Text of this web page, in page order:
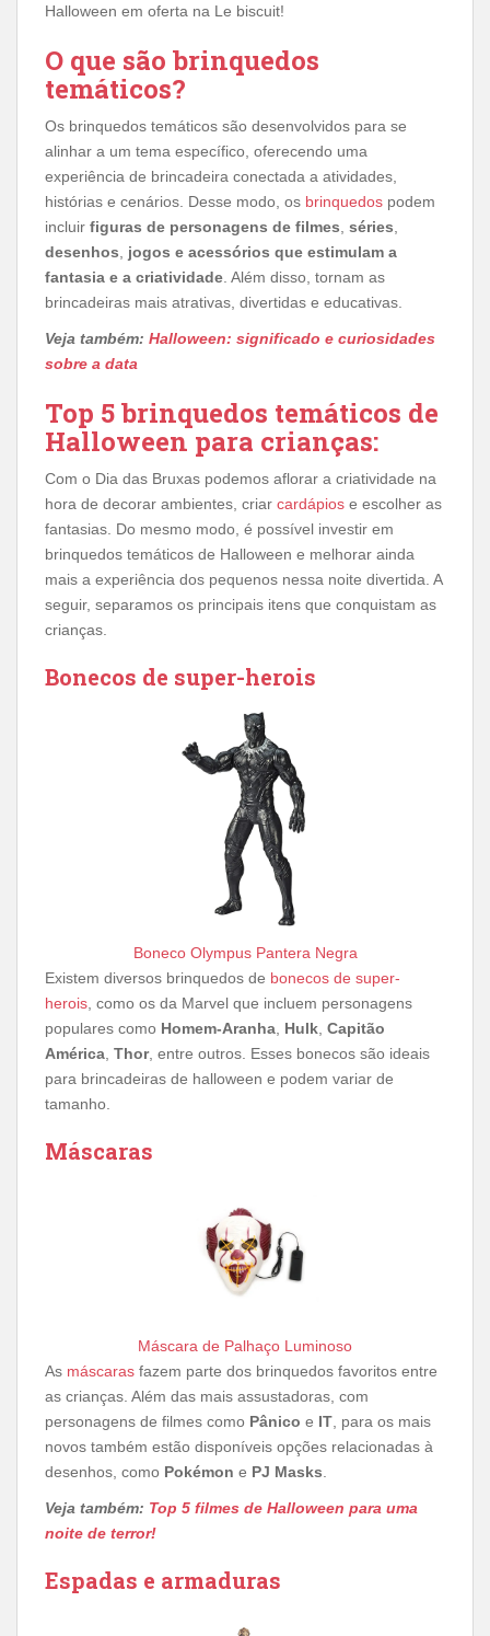
Halloween em oferta na Le biscuit!
O que são brinquedos
temáticos?
Os brinquedos temáticos são desenvolvidos para se
alinhar a um tema específico, oferecendo uma
experiência de brincadeira conectada a atividades,
histórias e cenários. Desse modo, os brinquedos podem
incluir figuras de personagens de filmes, séries,
desenhos, jogos e acessórios que estimulam a
fantasia e a criatividade. Além disso, tornam as
brincadeiras mais atrativas, divertidas e educativas.
Veja também: Halloween: significado e curiosidades
sobre a data
Top 5 brinquedos temáticos de
Halloween para crianças:
Com o Dia das Bruxas podemos aflorar a criatividade na
hora de decorar ambientes, criar cardápios e escolher as
fantasias. Do mesmo modo, é possível investir em
brinquedos temáticos de Halloween e melhorar ainda
mais a experiência dos pequenos nessa noite divertida. A
seguir, separamos os principais itens que conquistam as
crianças.
Bonecos de super-herois
Boneco Olympus Pantera Negra
Existem diversos brinquedos de bonecos de super-
herois , como os da Marvel que incluem personagens
populares como Homem-Aranha Hulk Capitão
América Thor, entre outros. Esses bonecos são ideais
para brincadeiras de halloween e podem variar de
tamanho.
Máscaras
Máscara de Palhaço Luminoso
As máscaras fazem parte dos brinquedos favoritos entre
as crianças. Além das mais assustadoras, com
personagens de filmes como Pânico e IT, para os mais
novos também estão disponíveis opções relacionadas à
desenhos, como Pokémon e PJ Masks.
Veja também: Top 5 filmes de Halloween para uma
noite de terror!
Espadas e armaduras